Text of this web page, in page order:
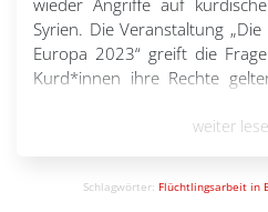
wieder Angriffe auf
Syrien. Die Veranstaltung
Europa 2023“ greift die
Kurd*innen ihre Rechte
weiter
Schlagwörter: Flüchtlingsarbeit in